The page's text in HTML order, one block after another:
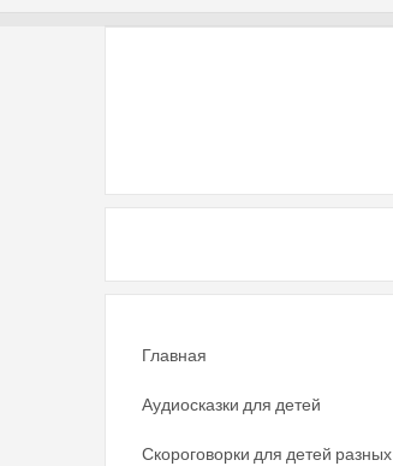
Главная
Аудиосказки для детей
Скороговорки для детей разных